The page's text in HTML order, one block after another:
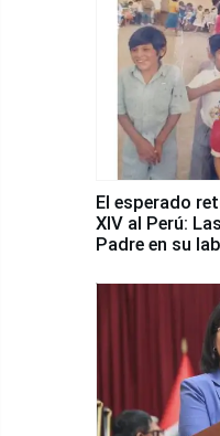
El esperado
XIV al Perú:
Padre en su